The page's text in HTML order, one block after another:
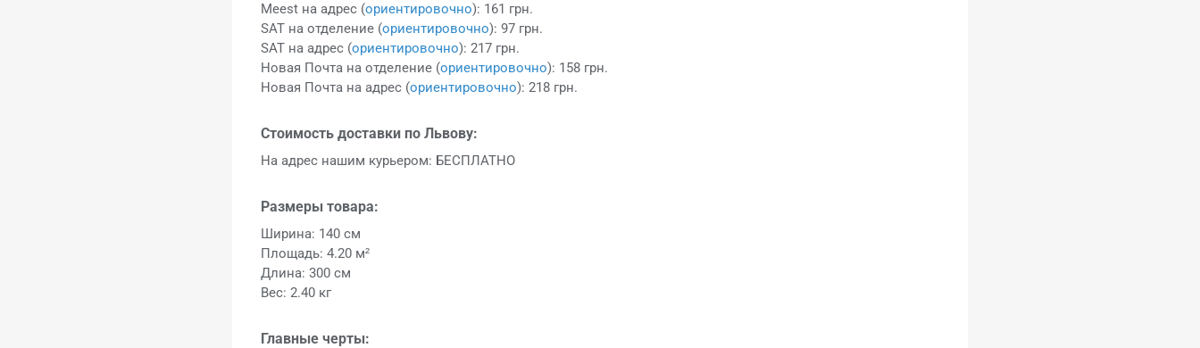
Meest на адрес (ориентировочно): 161 грн.
SAT на отделение (ориентировочно): 97 грн.
SAT на адрес (ориентировочно): 217 грн.
Новая Почта на отделение (ориентировочно): 158 грн.
Новая Почта на адрес (ориентировочно): 218 грн.
Стоимость доставки по Львову:
На адрес нашим курьером: БЕСПЛАТНО
Размеры товара:
Ширина: 140 см
Площадь: 4.20 м²
Длина: 300 см
Вес: 2.40 кг
Главные черты: